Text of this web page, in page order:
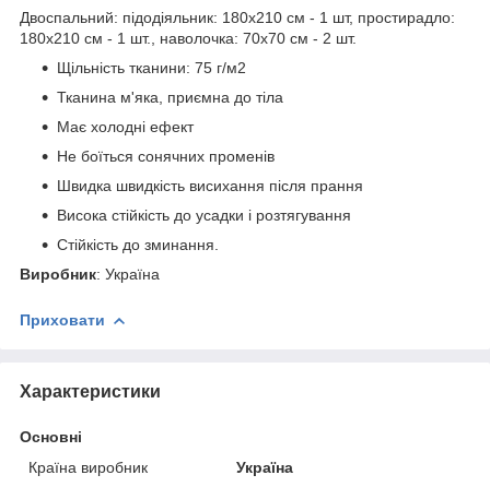
Двоспальний: підодіяльник: 180х210 см - 1 шт, простирадло:
180х210 см - 1 шт., наволочка: 70х70 см - 2 шт.
Щільність тканини: 75 г/м2
Тканина м'яка, приємна до тіла
Має холодні ефект
Не боїться сонячних променів
Швидка швидкість висихання після прання
Висока стійкість до усадки і розтягування
Стійкість до зминання.
Виробник: Україна
Приховати
Характеристики
Основні
Країна виробник
Україна